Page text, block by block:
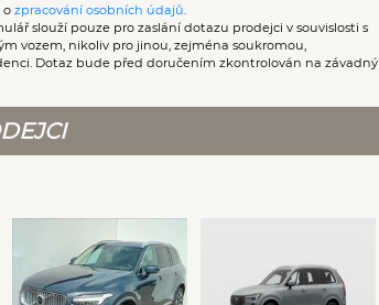
o zpracování osobních údajů.
slouží pouze pro zaslání dotazu prodejci v souvislosti s
vozem, nikoliv pro jinou, zejména soukromou,
Dotaz bude před doručením zkontrolován na závadný